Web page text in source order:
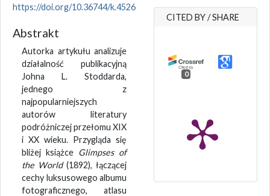
https://doi.org/10.36744/k.4526
Abstrakt
Autorka artykułu analizuje
działalność publikacyjną
Johna L. Stoddarda,
jednego z
najpopularniejszych
autorów literatury
podróżniczej przełomu XIX
i XX wieku. Przygląda się
bliżej książce Glimpses of
the World (1892), łączącej
cechy luksusowego albumu
fotograficznego, atlasu
CITED BY / SHARE
0